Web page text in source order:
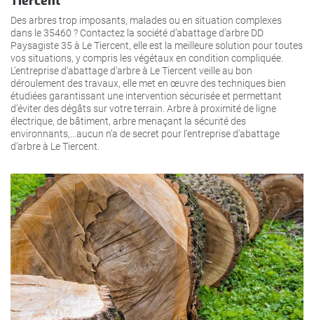
Des arbres trop imposants, malades ou en situation complexes
dans le 35460 ? Contactez la société d’abattage d’arbre DD
Paysagiste 35 à Le Tiercent, elle est la meilleure solution pour toutes
vos situations, y compris les végétaux en condition compliquée.
L’entreprise d’abattage d’arbre à Le Tiercent veille au bon
déroulement des travaux, elle met en œuvre des techniques bien
étudiées garantissant une intervention sécurisée et permettant
d’éviter des dégâts sur votre terrain. Arbre à proximité de ligne
électrique, de bâtiment, arbre menaçant la sécurité des
environnants,…aucun n’a de secret pour l’entreprise d’abattage
d’arbre à Le Tiercent.